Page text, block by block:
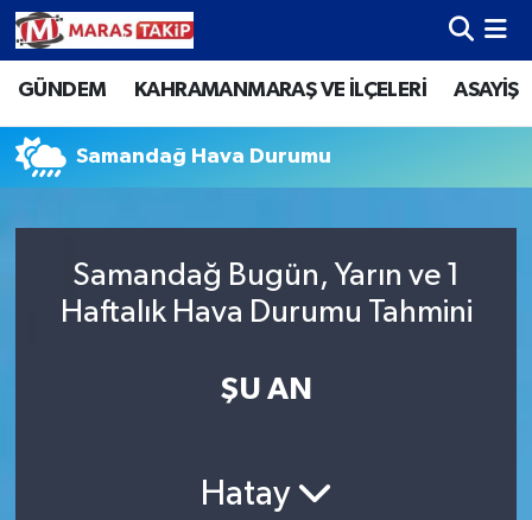
GÜNDEM KAHRAMANMARAŞ VE İLÇELERİ ASAYİŞ
Samandağ Hava Durumu
Samandağ Bugün, Yarın ve 1
Haftalık Hava Durumu Tahmini
ŞU AN
Hatay
Kahramanmaraş Nöbetçi Eczaneler
Kahramanmaraş Hava Durumu
Kahramanmaraş Trafik Yoğunluk Haritası